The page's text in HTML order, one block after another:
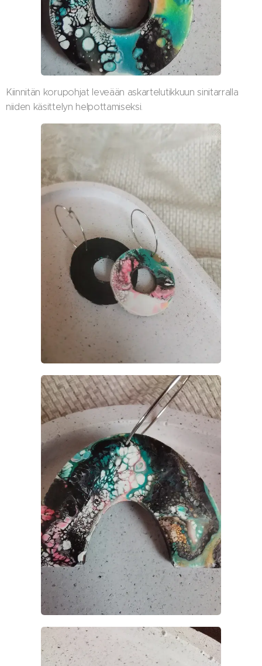
Kiinnitän korupohjat leveään askartelutikkuun sinitarralla
niiden käsittelyn helpottamiseksi.